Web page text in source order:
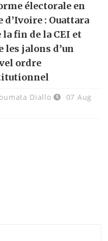
électorale en
d’Ivoire : Ouattara
la fin de la CEI et
les jalons d’un
ordre
Diallo
07 Aug